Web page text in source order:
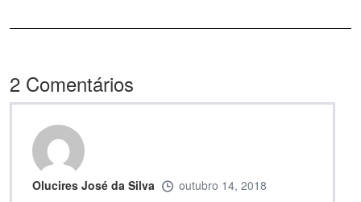
2 Comentários
Olucires José da Silva outubro 14, 2018